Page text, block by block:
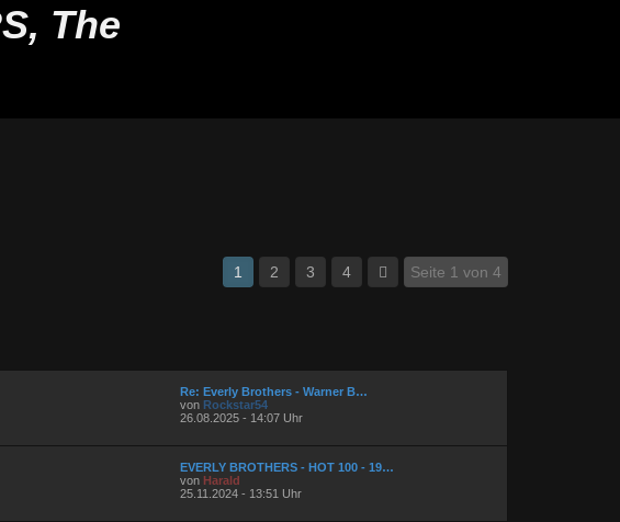
The
1 2 3 4 Seite 1 von 4
Re: Everly Brothers - Warner B…
von Rockstar54
26.08.2025 - 14:07 Uhr
EVERLY BROTHERS - HOT 100 - 19…
von Harald
25.11.2024 - 13:51 Uhr